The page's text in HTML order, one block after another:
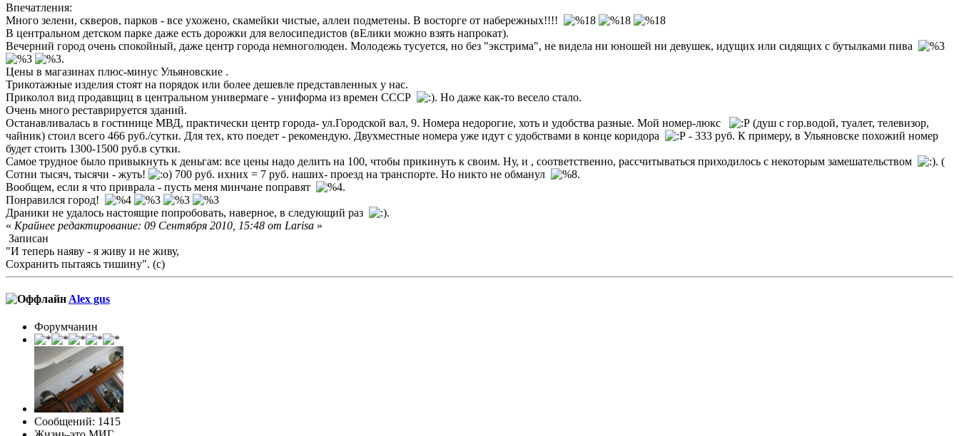
Впечатления:
Много зелени, скверов, парков - все ухожено, скамейки чистые, аллеи подметены. В восторге от набережных!!!!
В центральном детском парке даже есть дорожки для велосипедистов (вЕлики можно взять напрокат).
Вечерний город очень спокойный, даже центр города немноголюден. Молодежь тусуется, но без "экстрима", не видела ни юношей ни девушек, идущих или сидящих с бутылками пива
.
Цены в магазинах плюс-минус Ульяновские .
Трикотажные изделия стоят на порядок или более дешевле представленных у нас.
Приколол вид продавщиц в центральном универмаге - униформа из времен СССР
. Но даже как-то весело стало.
Очень много реставрируется зданий.
Останавливалась в гостинице МВД, практически центр города- ул.Городской вал, 9. Номера недорогие, хоть и удобства разные. Мой номер-люкс
(душ с гор.водой, туалет, телевизор,
чайник) стоил всего 466 руб./сутки. Для тех, кто поедет - рекомендую. Двухместные номера уже идут с удобствами в конце коридора
- 333 руб. К примеру, в Ульяновске похожий номер
будет стоить 1300-1500 руб.в сутки.
Самое трудное было привыкнуть к деньгам: все цены надо делить на 100, чтобы прикинуть к своим. Ну, и , соответственно, рассчитываться приходилось с некоторым замешательством
. (
Сотни тысяч, тысячи - жуть!
) 700 руб. ихних = 7 руб. наших- проезд на транспорте. Но никто не обманул
.
Вообщем, если я что приврала - пусть меня минчане поправят
.
Понравился город!
Драники не удалось настоящие попробовать, наверное, в следующий раз
.
« Крайнее редактирование: 09 Сентября 2010, 15:48 от Larisa »
Записан
"И теперь наяву - я живу и не живу,
Сохранить пытаясь тишину". (с)
Alex gus
Форумчанин
Сообщений: 1415